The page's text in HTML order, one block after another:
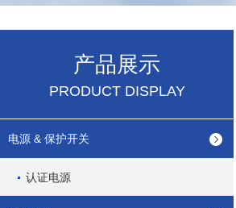
产品展示
PRODUCT DISPLAY
电源 & 保护开关
认证电源